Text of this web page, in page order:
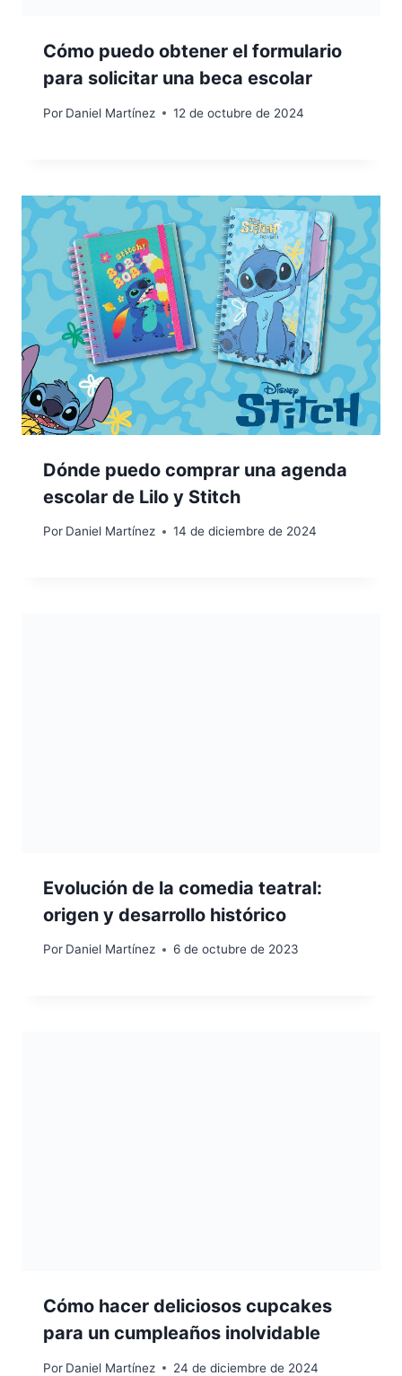
Cómo puedo obtener el formulario
para solicitar una beca escolar
Por Daniel Martínez 12 de octubre de 2024
Dónde puedo comprar una agenda
escolar de Lilo y Stitch
Por Daniel Martínez 14 de diciembre de 2024
Evolución de la comedia teatral:
origen y desarrollo histórico
Por Daniel Martínez 6 de octubre de 2023
Cómo hacer deliciosos cupcakes
para un cumpleaños inolvidable
Por Daniel Martínez 24 de diciembre de 2024